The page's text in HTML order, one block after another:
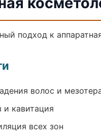
подход к
волос и
и кавитация
всех зон